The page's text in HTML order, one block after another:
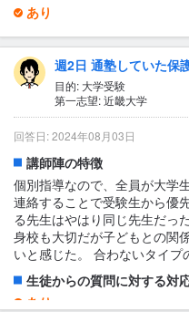
あり
我が子が質問しないため、よ
1日あたりの授業時間につ
1〜2時間
授業の形式・流れ・雰囲気
一回90分で、個別といっても
式であった。 マンツーマン指
いるが、費用が高いため、大
緒に授業を受けているため、
るため、秘密の話、志望校な
テキスト・教材について
赤本 文法書（しか分からない
週2日 通塾していた保
目的: 大学受験
第一志望: 近畿大学
回答日: 2024年08月03日
講師陣の特徴
個別指導なので、全員が大学
連絡することで受験生から優
る先生はやはり同じ先生だっ
身校も大切だが子どもとの関
いと感じた。 合わないタイプ
生徒からの質問に対する対
あり